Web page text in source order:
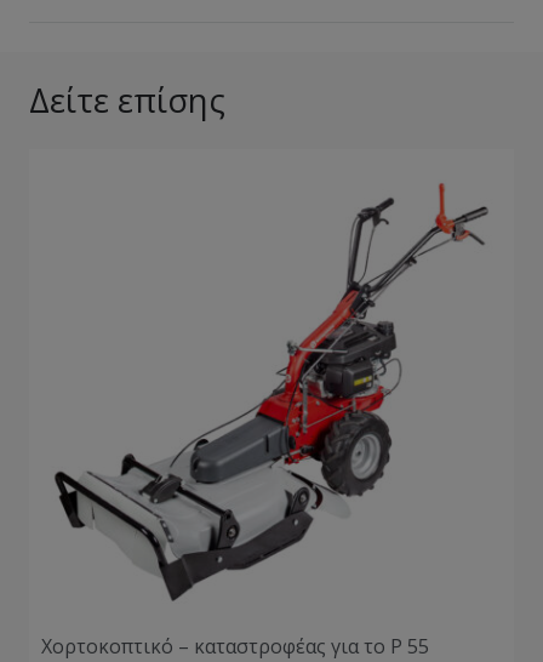
Δείτε επίσης
Χορτοκοπτικό – καταστροφέας για το P 55